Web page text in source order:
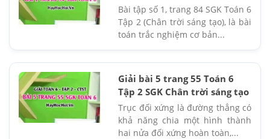
Bài tập số 1, trang 84 SGK Toán 6
Tập 2 (Chân trời sáng tạo), là bài
toán trắc nghiệm cơ bản...
Giải bài 5 trang 55 Toán 6
Tập 2 SGK Chân trời sáng tạo
Trục đối xứng là đường thẳng có
khả năng chia một hình thành
hai nửa đối xứng hoàn toàn,...